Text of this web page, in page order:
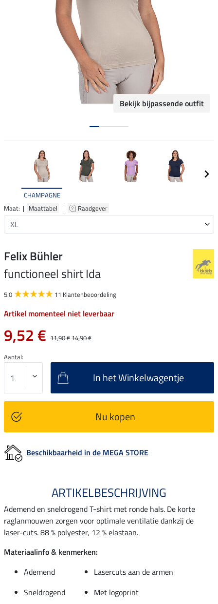
Bekijk bijpassende outfit
CHAMPAGNE
Maat: | Maattabel | Raadgever
Felix Bühler
functioneel shirt Ida
5.0 11 Klantenbeoordeling
Artikel momenteel niet leverbaar
9,52 € 11,90 €14,90 €
Aantal:
In het Winkelwagentje
Nu kopen
Beschikbaarheid in de MEGA STORE
ARTIKELBESCHRIJVING
Ademend en sneldrogend T-shirt met ronde hals. De korte
raglanmouwen zorgen voor optimale ventilatie dankzij de
laser-cuts. 88 % polyester, 12 % elastaan.
Materiaalinfo & kenmerken:
Ademend
Lasercuts aan de armen
Sneldrogend
Met logoprint